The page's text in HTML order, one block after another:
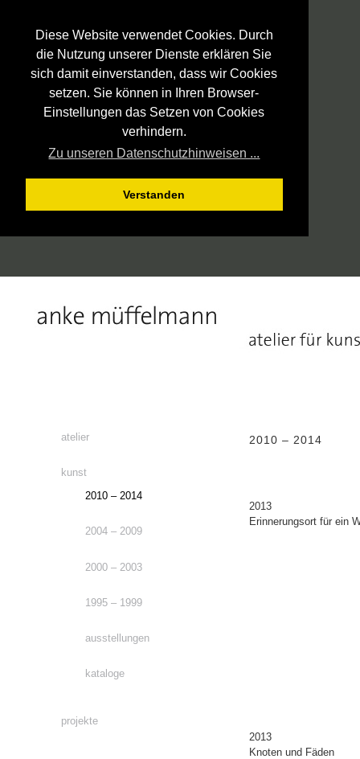
Diese Website verwendet Cookies. Durch
die Nutzung unserer Dienste erklären Sie
sich damit einverstanden, dass wir Cookies
setzen. Sie können in Ihren Browser-
Einstellungen das Setzen von Cookies
verhindern.
Zu unseren Datenschutzhinweisen ...
Verstanden
atelier
kunst
2010 – 2014
2004 – 2009
2000 – 2003
1995 – 1999
ausstellungen
kataloge
projekte
2010 – 2014
2013
Erinnerungsort für ein
2013
Knoten und Fäden